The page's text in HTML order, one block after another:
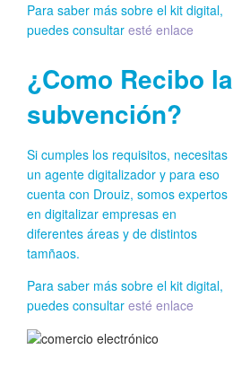
Para saber más sobre el kit digital,
puedes consultar esté enlace
¿Como Recibo la
subvención?
Si cumples los requisitos, necesitas
un agente digitalizador y para eso
cuenta con Drouiz, somos expertos
en digitalizar empresas en
diferentes áreas y de distintos
tamñaos.
Para saber más sobre el kit digital,
puedes consultar esté enlace